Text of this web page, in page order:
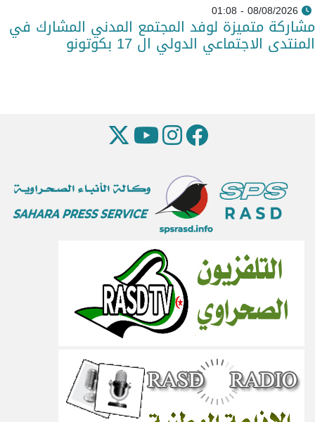
08/08/2026 - 01:08
مشاركة متميزة لوفد المجتمع المدني المشارك في
المنتدى الاجتماعي الدولي ال 17 بكوتونو